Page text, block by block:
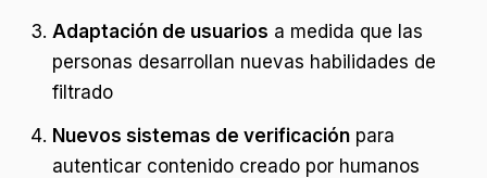
Adaptación de usuarios a medida que las
personas desarrollan nuevas habilidades de
filtrado
Nuevos sistemas de verificación para
autenticar contenido creado por humanos